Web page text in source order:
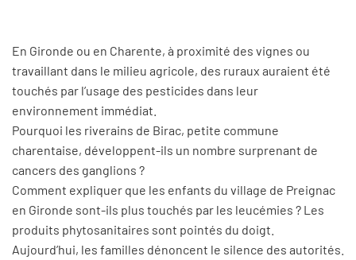
En Gironde ou en Charente, à proximité des vignes ou
travaillant dans le milieu agricole, des ruraux auraient été
touchés par l’usage des pesticides dans leur
environnement immédiat.
Pourquoi les riverains de Birac, petite commune
charentaise, développent-ils un nombre surprenant de
cancers des ganglions ?
Comment expliquer que les enfants du village de Preignac
en Gironde sont-ils plus touchés par les leucémies ? Les
produits phytosanitaires sont pointés du doigt.
Aujourd’hui, les familles dénoncent le silence des autorités.